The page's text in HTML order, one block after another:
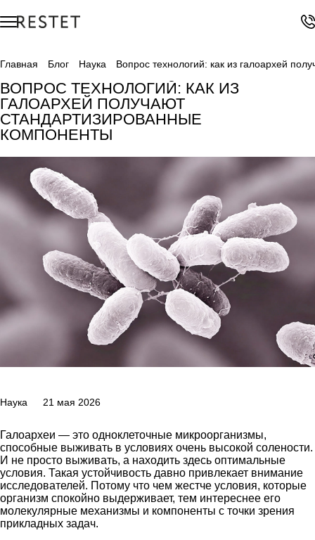
Главная Блог Наука Вопрос технологий: как из галоархей
ВОПРОС ТЕХНОЛОГИЙ: КАК ИЗ
ГАЛОАРХЕЙ ПОЛУЧАЮТ
СТАНДАРТИЗИРОВАННЫЕ
КОМПОНЕНТЫ
Наука 21 мая 2026
Галоархеи — это одноклеточные микроорганизмы,
способные выживать в условиях очень высокой солености.
И не просто выживать, а находить здесь оптимальные
условия. Такая устойчивость давно привлекает внимание
исследователей. Потому что чем жестче условия, которые
организм спокойно выдерживает, тем интереснее его
молекулярные механизмы и компоненты с точки зрения
прикладных задач.